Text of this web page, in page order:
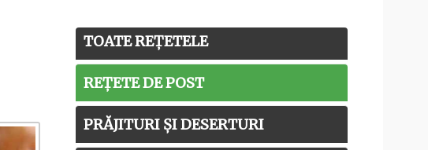
TOATE REȚETELE
REȚETE DE POST
PRĂJITURI ȘI DESERTURI